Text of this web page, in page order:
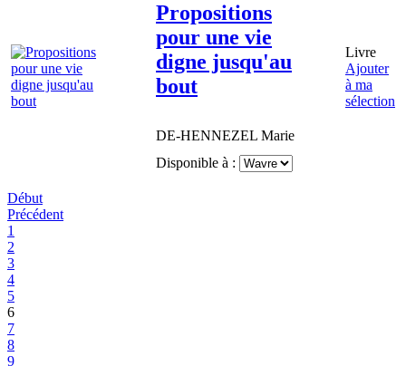
Propositions
pour une vie
digne jusqu'au
bout
Livre
Ajouter
à ma
sélection
DE-HENNEZEL Marie
Disponible à :
Début
Précédent
1
2
3
4
5
6
7
8
9